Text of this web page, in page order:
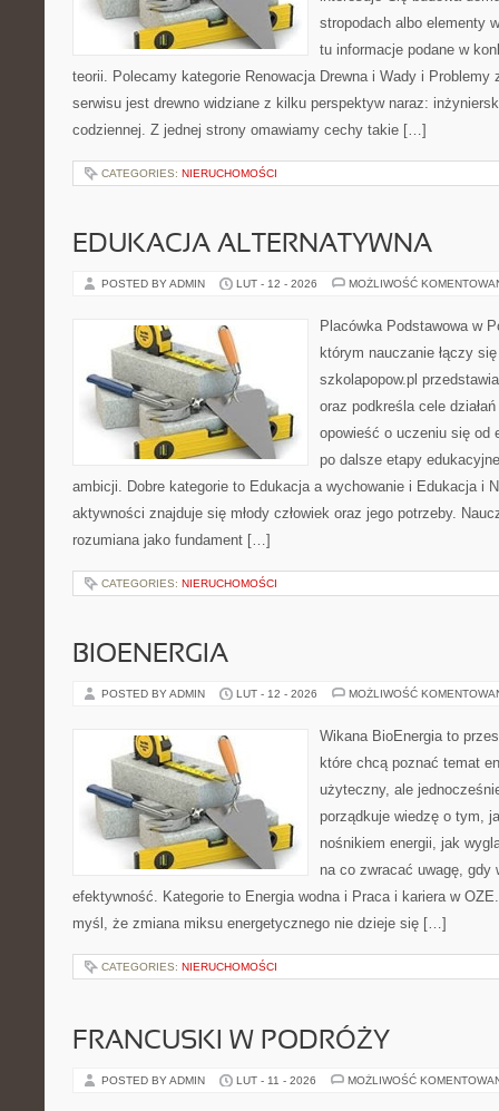
stropodach albo elementy
tu informacje podane w
teorii. Polecamy kategorie Renowacja Drewna i Wady i Problemy
serwisu jest drewno widziane z kilku perspektyw naraz:
codziennej. Z jednej strony omawiamy cechy takie […]
CATEGORIES: NIERUCHOMOŚCI
EDUKACJA ALTERNATYWNA
POSTED BY ADMIN LUT - 12 - 2026 MOŻLIWOŚĆ
Placówka Podstawowa w
którym nauczanie łączy
szkolapopow.pl
oraz podkreśla cele
opowieść o uczeniu się od
po dalsze etapy
ambicji. Dobre kategorie to Edukacja a wychowanie i Edukacja i
aktywności znajduje się młody człowiek oraz jego potrzeby.
rozumiana jako fundament […]
CATEGORIES: NIERUCHOMOŚCI
BIOENERGIA
POSTED BY ADMIN LUT - 12 - 2026 MOŻLIWOŚĆ
Wikana BioEnergia to
które chcą poznać temat
użyteczny, ale
porządkuje wiedzę o tym,
nośnikiem energii, jak
na co zwracać uwagę, gdy
efektywność. Kategorie to Energia wodna i Praca i kariera w
myśl, że zmiana miksu energetycznego nie dzieje się […]
CATEGORIES: NIERUCHOMOŚCI
FRANCUSKI W PODRÓŻY
POSTED BY ADMIN LUT - 11 - 2026 MOŻLIWOŚĆ